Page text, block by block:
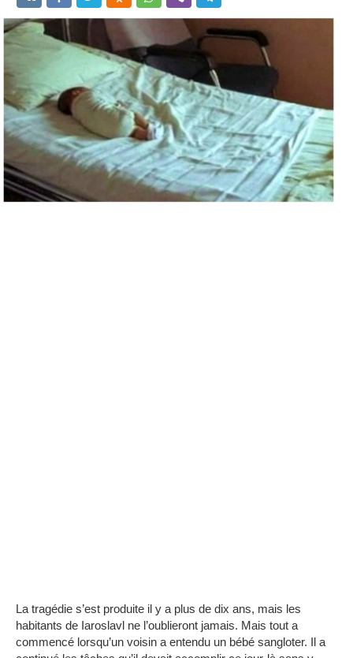
La tragédie s’est produite il y a plus de dix ans, mais les
habitants de Iaroslavl ne l’oublieront jamais. Mais tout a
commencé lorsqu’un voisin a entendu un bébé sangloter. Il a